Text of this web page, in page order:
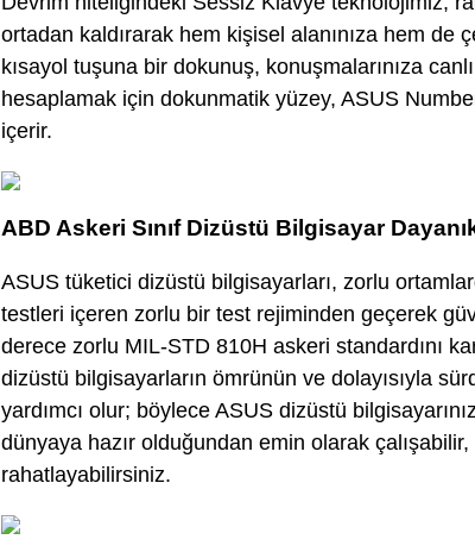
ortadan kaldırarak hem kişisel alanınıza hem de
kısayol tuşuna bir dokunuş, konuşmalarınıza
hesaplamak için dokunmatik yüzey, ASUS
içerir.
ABD Askeri Sınıf Dizüstü Bilgisayar
ASUS tüketici dizüstü bilgisayarları, zorlu
testleri içeren zorlu bir test rejiminden geçerek
derece zorlu MIL-STD 810H askeri standardını
dizüstü bilgisayarların ömrünün ve dolayısıyla
yardımcı olur; böylece ASUS dizüstü
dünyaya hazır olduğundan emin olarak
rahatlayabilirsiniz.